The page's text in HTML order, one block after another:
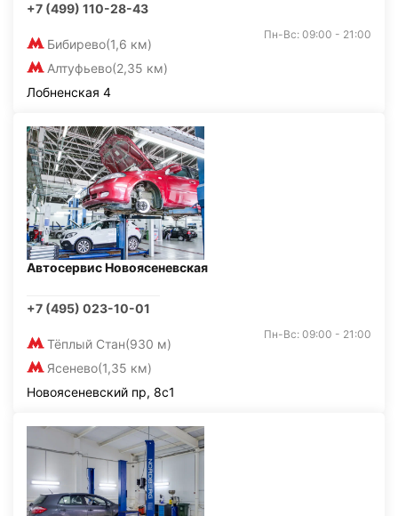
+7 (499) 110-28-43
Бибирево(1,6 км)
Алтуфьево(2,35 км)
Пн-Вс: 09:00 - 21:00
Лобненская 4
Автосервис Новоясеневская
+7 (495) 023-10-01
Тёплый Стан(930 м)
Ясенево(1,35 км)
Пн-Вс: 09:00 - 21:00
Новоясеневский пр, 8с1